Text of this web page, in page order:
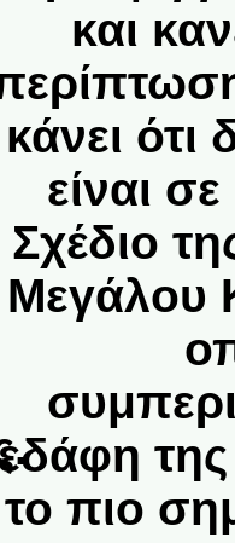
και
κάνει
είναι
Σχέδιο
Μεγάλου
της
το πιο